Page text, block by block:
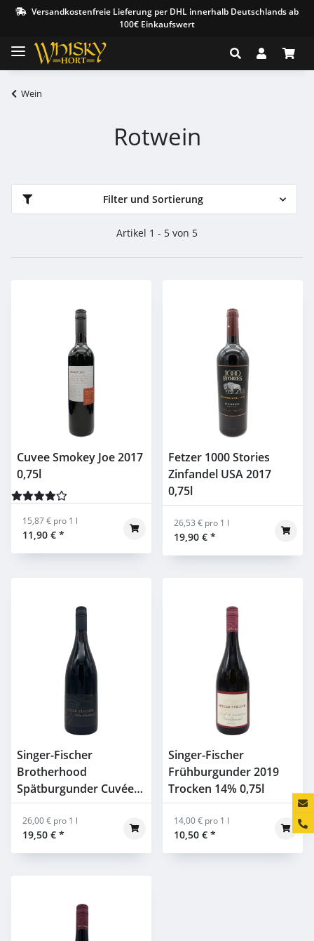
Versandkostenfreie Lieferung per DHL innerhalb Deutschlands ab
100€ Einkaufswert
Wein
Rotwein
Filter und Sortierung
Artikel 1 - 5 von 5
Cuvee Smokey Joe 2017
0,75l
11,90 € *
15,87 € pro 1 l
Fetzer 1000 Stories
Zinfandel USA 2017
0,75l
19,90 € *
26,53 € pro 1 l
Singer-Fischer
Brotherhood
Spätburgunder Cuvée
No.3 Trocken 13,5%
0,75l
19,50 € *
26,00 € pro 1 l
Singer-Fischer
Frühburgunder 2019
Trocken 14% 0,75l
10,50 € *
14,00 € pro 1 l